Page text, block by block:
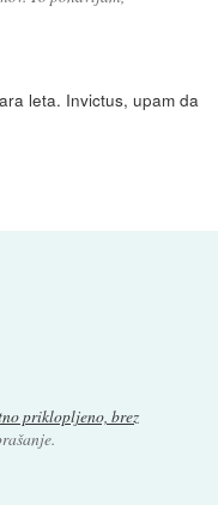
leta. Invictus, upam da
priklopljeno, brez